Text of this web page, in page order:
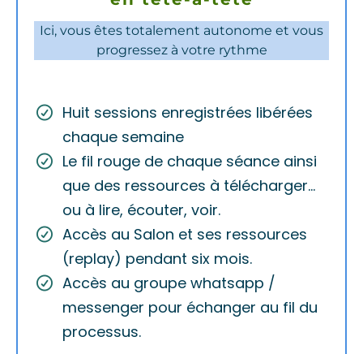
Ici, vous êtes totalement autonome et vous
progressez à votre rythme
Huit sessions enregistrées libérées
chaque semaine
Le fil rouge de chaque séance ainsi
que des ressources à télécharger...
ou à lire, écouter, voir.
Accès au Salon et ses ressources
(replay) pendant six mois.
Accès au groupe whatsapp /
messenger pour échanger au fil du
processus.